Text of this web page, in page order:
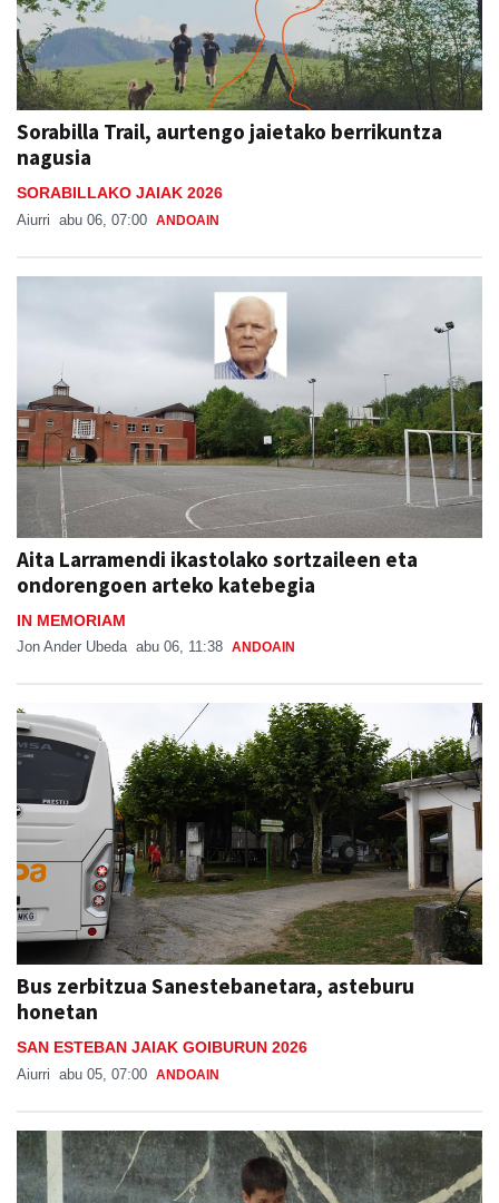
Sorabilla Trail, aurtengo jaietako berrikuntza
nagusia
SORABILLAKO JAIAK 2026
Aiurri abu 06, 07:00 ANDOAIN
Aita Larramendi ikastolako sortzaileen eta
ondorengoen arteko katebegia
IN MEMORIAM
Jon Ander Ubeda abu 06, 11:38 ANDOAIN
Bus zerbitzua Sanestebanetara, asteburu
honetan
SAN ESTEBAN JAIAK GOIBURUN 2026
Aiurri abu 05, 07:00 ANDOAIN